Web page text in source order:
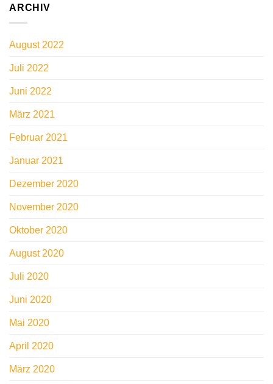
ARCHIV
August 2022
Juli 2022
Juni 2022
März 2021
Februar 2021
Januar 2021
Dezember 2020
November 2020
Oktober 2020
August 2020
Juli 2020
Juni 2020
Mai 2020
April 2020
März 2020